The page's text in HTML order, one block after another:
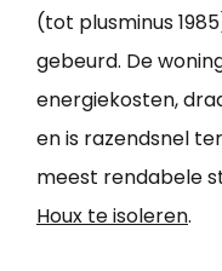
(tot plusminus
gebeurd. De
energiekosten,
en is razendsnel
meest rendabele
Houx te isoleren.